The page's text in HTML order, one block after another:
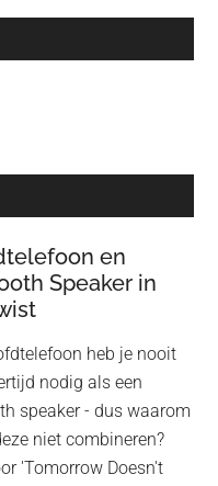
en
Speaker in
heb je nooit
nodig als een
speaker - dus waarom
niet combineren?
'Tomorrow Doesn't